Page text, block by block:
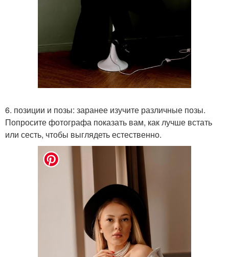
6. позиции и позы: заранее изучите различные позы.
Попросите фотографа показать вам, как лучше встать
или сесть, чтобы выглядеть естественно.